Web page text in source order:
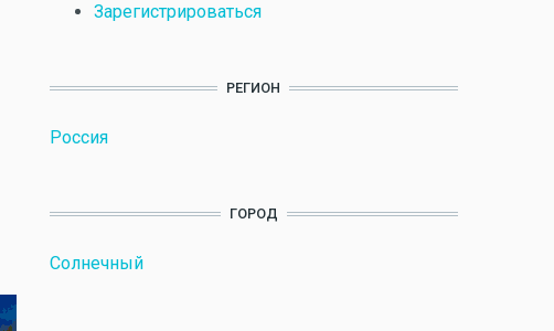
Зарегистрироваться
РЕГИОН
Россия
ГОРОД
Солнечный